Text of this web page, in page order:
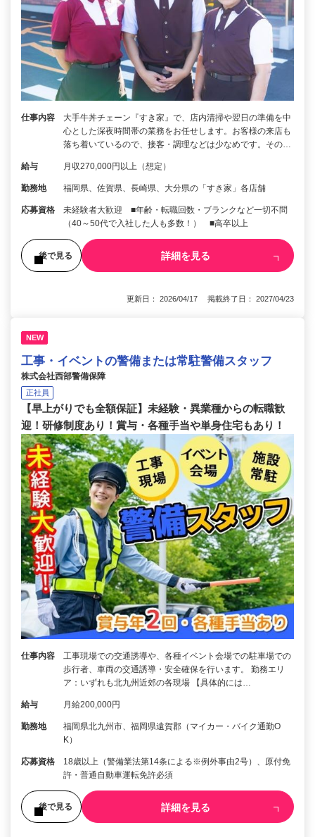
仕事内容
大手牛丼チェーン『すき家』で、店内清掃や翌日の準備を中
心とした深夜時間帯の業務をお任せします。お客様の来店も
落ち着いているので、接客・調理などは少なめです。その…
給与 月収270,000円以上（想定）
勤務地 福岡県、佐賀県、長崎県、大分県の「すき家」各店舗
応募資格
未経験者大歓迎 ■年齢・転職回数・ブランクなど一切不問
（40～50代で入社した人も多数！） ■高卒以上
後で見る 詳細を見る
更新日： 2026/04/17 掲載終了日： 2027/04/23
NEW
工事・イベントの警備または常駐警備スタッフ
株式会社西部警備保障
正社員
【早上がりでも全額保証】未経験・異業種からの転職歓
迎！研修制度あり！賞与・各種手当や単身住宅もあり！
仕事内容
工事現場での交通誘導や、各種イベント会場での駐車場での
歩行者、車両の交通誘導・安全確保を行います。 勤務エリ
ア：いずれも北九州近郊の各現場 【具体的には…
給与 月給200,000円
勤務地
福岡県北九州市、福岡県遠賀郡（マイカー・バイク通勤O
K）
応募資格
18歳以上（警備業法第14条による※例外事由2号）、原付免
許・普通自動車運転免許必須
後で見る 詳細を見る